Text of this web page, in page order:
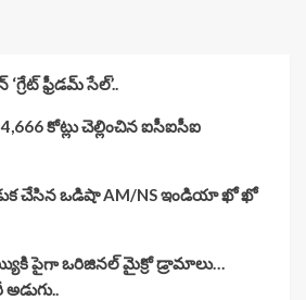
ఫ్రీడమ్ సేల్’..
4,666 కోట్లు చెల్లించిన ఐసీఐసీఐ
వేడుక చేసిన ఒడిషా AM/NS ఇండియా ఖో ఖో
పైగా ఒరిజినల్ మైక్రో డ్రామాలు…